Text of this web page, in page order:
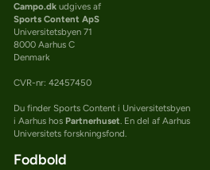
Campo.dkudgives af
Sports Content ApS
Universitetsbyen 71
8000 Aarhus C
Denmark
CVR-nr: 42457450
Du finder Sports Content i Universitetsbyen
i Aarhus hos Partnerhuset. En del af Aarhus
Universitets forskningsfond.
Fodbold